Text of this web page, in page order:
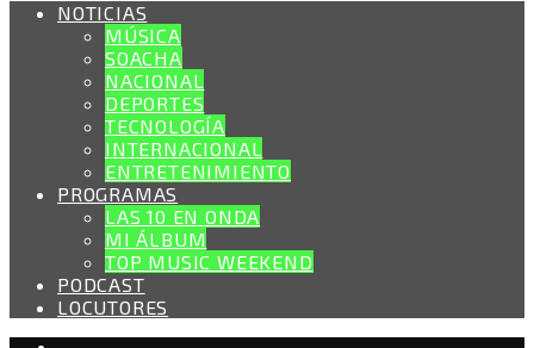
NOTICIAS
MÚSICA
SOACHA
NACIONAL
DEPORTES
TECNOLOGÍA
INTERNACIONAL
ENTRETENIMIENTO
PROGRAMAS
LAS 10 EN ONDA
MI ÁLBUM
TOP MUSIC WEEKEND
PODCAST
LOCUTORES